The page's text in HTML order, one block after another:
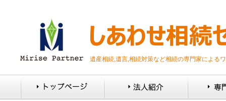
遺産相続,遺言,相続対策など相続の専門家による